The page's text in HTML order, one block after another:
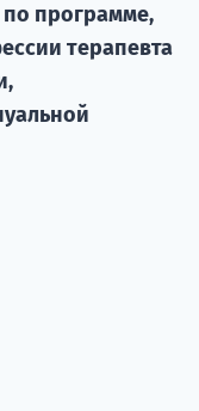
по программе,
терапевта